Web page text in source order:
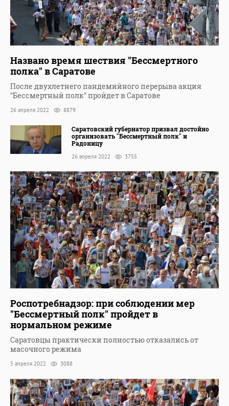
Названо время шествия "Бессмертного
полка" в Саратове
После двухлетнего пандемийного перерыва акция
"Бессмертный полк" пройдет в Саратове
26 апреля 2022 8879
Саратовский губернатор призвал достойно
организовать "Бессмертный полк" и
Радоницу
26 апреля 2022 3755
Роспотребнадзор: при соблюдении мер
"Бессмертный полк" пройдет в
нормальном режиме
Саратовцы практически полностью отказались от
масочного режима
5 апреля 2022 3088